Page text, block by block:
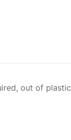
out of plastic